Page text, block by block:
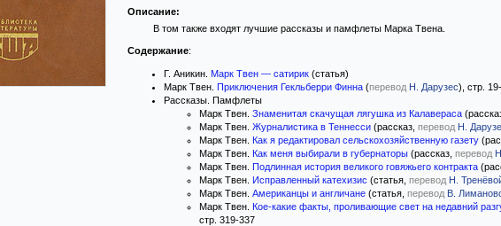
Описание:
В том также входят лучшие рассказы и памфлеты Марка Твена.
Содержание:
Г. Аникин. Марк Твен — сатирик (статья)
Марк Твен. Приключения Гекльберри Финна (перевод Н. Дарузес), стр.
Рассказы. Памфлеты
Марк Твен. Знаменитая скачущая лягушка из Калавераса
Марк Твен. Журналистика в Теннесси (рассказ, перевод Н.
Марк Твен. Как я редактировал сельскохозяйственную газету
Марк Твен. Как меня выбирали в губернаторы (рассказ, перевод
Марк Твен. Подлинная история великого говяжьего контракта
Марк Твен. Исправленный катехизис (статья, перевод Н.
Марк Твен. Американцы и англичане (статья, перевод В.
Марк Твен. Кое-какие факты, проливающие свет на недавний
стр. 319-337